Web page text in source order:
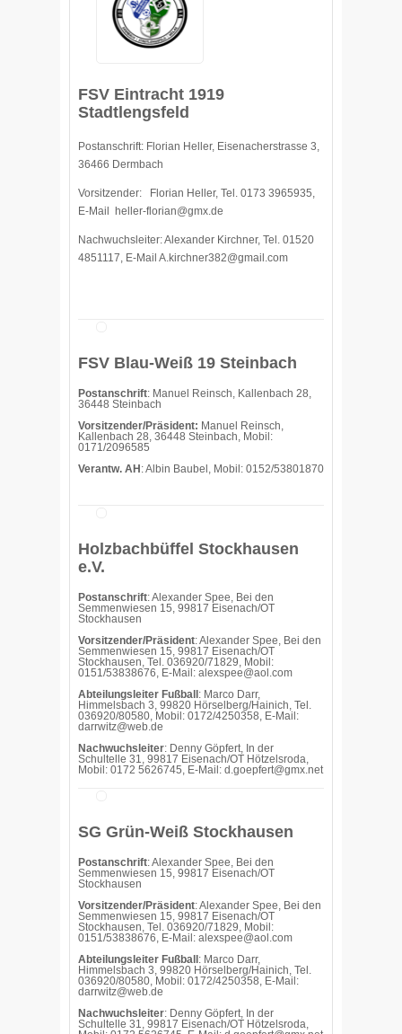
FSV Eintracht 1919
Stadtlengsfeld
Postanschrift: Florian Heller, Eisenacherstrasse 3,
36466 Dermbach
Vorsitzender: Florian Heller, Tel. 0173 3965935,
E-Mail
heller-florian@gmx.de
Nachwuchsleiter: Alexander Kirchner, Tel. 01520
4851117, E-Mail A.kirchner382@gmail.com
FSV Blau-Weiß 19 Steinbach
Postanschrift: Manuel Reinsch, Kallenbach 28,
36448 Steinbach
Vorsitzender/Präsident: Manuel Reinsch,
Kallenbach 28, 36448 Steinbach, Mobil:
0171/2096585
Verantw. AH : Albin Baubel, Mobil: 0152/53801870
Holzbachbüffel Stockhausen
e.V.
Postanschrift: Alexander Spee, Bei den
Semmenwiesen 15, 99817 Eisenach/OT
Stockhausen
Vorsitzender/Präsident: Alexander Spee, Bei den
Semmenwiesen 15, 99817 Eisenach/OT
Stockhausen, Tel. 036920/71829, Mobil:
0151/53838676, E-Mail: alexspee@aol.com
Abteilungsleiter Fußball : Marco Darr,
Himmelsbach 3, 99820 Hörselberg/Hainich, Tel.
036920/80580, Mobil: 0172/4250358, E-Mail:
darrwitz@web.de
Nachwuchsleiter: Denny Göpfert, In der
Schultelle 31, 99817 Eisenach/OT Hötzelsroda,
Mobil: 0172 5626745, E-Mail: d.goepfert@gmx.net
SG Grün-Weiß Stockhausen
Postanschrift: Alexander Spee, Bei den
Semmenwiesen 15, 99817 Eisenach/OT
Stockhausen
Vorsitzender/Präsident: Alexander Spee, Bei den
Semmenwiesen 15, 99817 Eisenach/OT
Stockhausen, Tel. 036920/71829, Mobil:
0151/53838676, E-Mail: alexspee@aol.com
Abteilungsleiter Fußball : Marco Darr,
Himmelsbach 3, 99820 Hörselberg/Hainich, Tel.
036920/80580, Mobil: 0172/4250358, E-Mail:
darrwitz@web.de
Nachwuchsleiter: Denny Göpfert, In der
Schultelle 31, 99817 Eisenach/OT Hötzelsroda,